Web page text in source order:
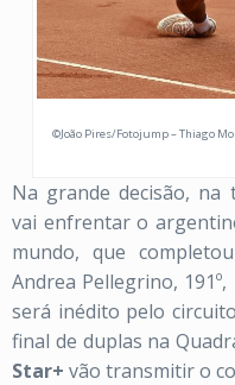
©João Pires/Fotojump – Thiago
Na grande decisão,
vai enfrentar o
mundo, que
Andrea Pellegrino,
será inédito pelo
final de duplas na
Star+ vão transmitir o